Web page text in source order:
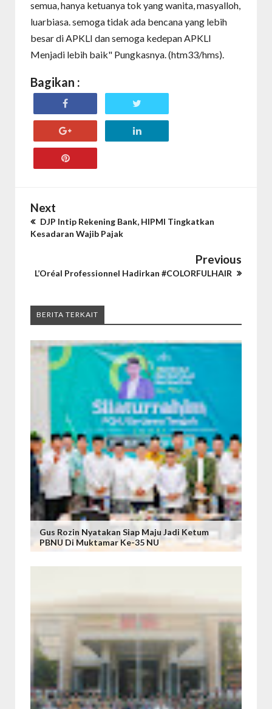
semua, hanya ketuanya tok yang wanita, masyalloh,
luarbiasa. semoga tidak ada bencana yang lebih
besar di APKLI dan semoga kedepan APKLI
Menjadi lebih baik" Pungkasnya. (htm33/hms).
Bagikan :
Next
DJP Intip Rekening Bank, HIPMI Tingkatkan
Kesadaran Wajib Pajak
Previous
L’Oréal Professionnel Hadirkan #COLORFULHAIR
BERITA TERKAIT
Gus Rozin Nyatakan Siap Maju Jadi Ketum
PBNU Di Muktamar Ke-35 NU